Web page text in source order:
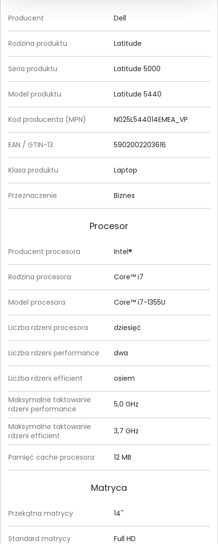
Producent Dell
Rodzina produktu Latitude
Seria produktu Latitude 5000
Model produktu Latitude 5440
Kod producenta (MPN) N025L544014EMEA_VP
EAN / GTIN-13 5902002203616
Klasa produktu Laptop
Przeznaczenie Biznes
Procesor
Producent procesora Intel®
Rodzina procesora Core™ i7
Model procesora Core™ i7-1355U
Liczba rdzeni procesora dziesięć
Liczba rdzeni performance dwa
Liczba rdzeni efficient osiem
Maksymalne taktowanie
rdzeni performance
5,0 GHz
Maksymalne taktowanie
rdzeni efficient
3,7 GHz
Pamięć cache procesora 12 MB
Matryca
Przekątna matrycy 14''
Standard matrycy Full HD